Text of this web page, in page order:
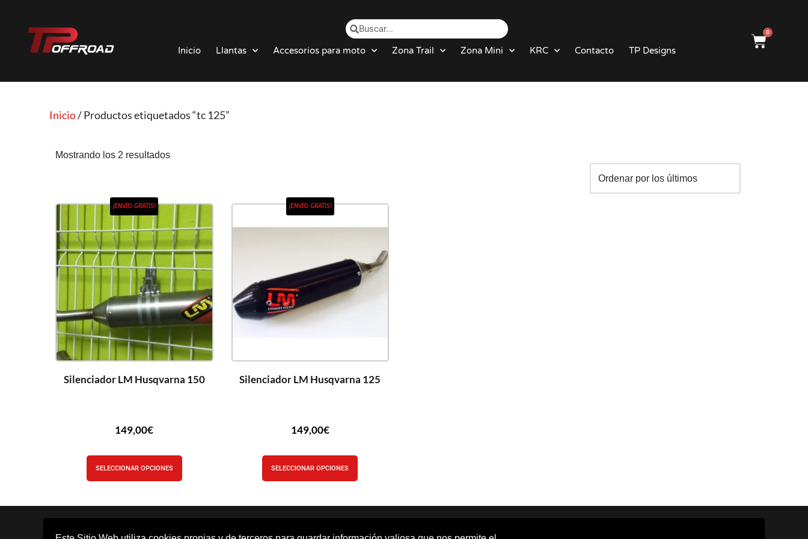
Saltar
Inicio Llantas Accesorios para moto Zona Trail Zona Mini KRC Contacto TP Designs
0
Inicio/ Productos etiquetados “tc 125”
Mostrando los 2 resultados
¡ENVÍO GRATIS!
Silenciador LM Husqvarna 150
149,00€
SELECCIONAR OPCIONES
¡ENVÍO GRATIS!
Silenciador LM Husqvarna 125
149,00€
SELECCIONAR OPCIONES